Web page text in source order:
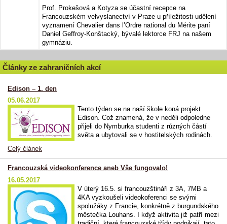
Prof. Prokešová a Kotyza se účastní recepce na
Francouzském velvyslanectví v Praze u příležitosti udělení
vyznamení Chevalier dans l’Ordre national du Mérite paní
Daniel Geffroy-Konštacký, bývalé lektorce FRJ na našem
gymnáziu.
Články ze zahraničních akcí
Edison – 1. den
05.06.2017
Tento týden se na naší škole koná projekt
Edison. Což znamená, že v neděli odpoledne
přijeli do Nymburka studenti z různých částí
světa a ubytovali se v hostitelských rodinách.
Celý článek
Francouzská videokonference aneb Vše fungovalo!
16.05.2017
V úterý 16.5. si francouzštináři z 3A, 7MB a
4KA vyzkoušeli videokoferenci se svými
spolužáky z Francie, konkrétně z burgundského
městečka Louhans. I když aktivita již patří mezi